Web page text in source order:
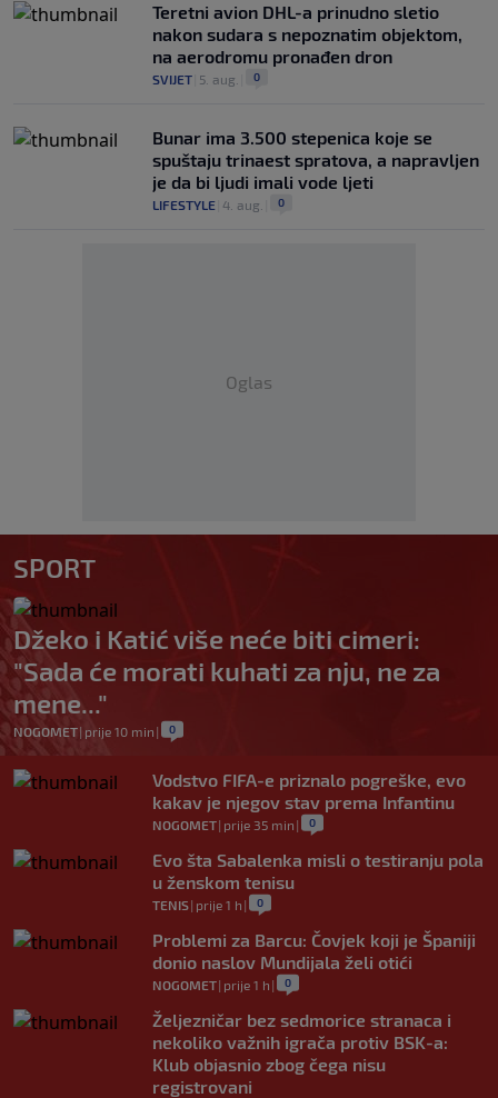
Teretni avion DHL-a prinudno sletio
nakon sudara s nepoznatim objektom,
na aerodromu pronađen dron
SVIJET 5. aug. 0
Bunar imа 3.500 stepenica koje se
spuštaju trinaest spratova, a napravljen
je da bi ljudi imali vode ljeti
LIFESTYLE 4. aug. 0
Oglas
SPORT
Džeko i Katić više neće biti cimeri:
"Sada će morati kuhati za nju, ne za
mene..."
NOGOMET| prije 10 min | 0
Vodstvo FIFA-e priznalo pogreške, evo
kakav je njegov stav prema Infantinu
NOGOMET| prije 35 min | 0
Evo šta Sabalenka misli o testiranju pola
u ženskom tenisu
TENIS| prije 1 h | 0
Problemi za Barcu: Čovjek koji je Španiji
donio naslov Mundijala želi otići
NOGOMET| prije 1 h | 0
Željezničar bez sedmorice stranaca i
nekoliko važnih igrača protiv BSK-a:
Klub objasnio zbog čega nisu
registrovani